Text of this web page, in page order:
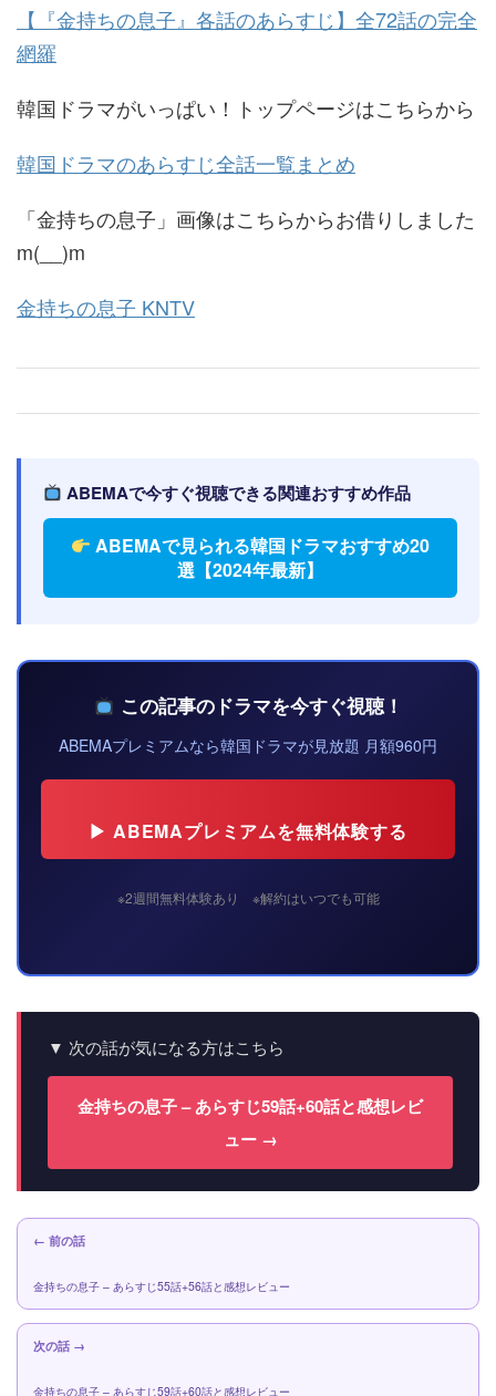
【『金持ちの息子』各話のあらすじ】全72話の完全
網羅
韓国ドラマがいっぱい！トップページはこちらから
韓国ドラマのあらすじ全話一覧まとめ
「金持ちの息子」画像はこちらからお借りしました
m(__)m
金持ちの息子 KNTV
ABEMAで今すぐ視聴できる関連おすすめ作品
ABEMAで見られる韓国ドラマおすすめ20
選【2024年最新】
この記事のドラマを今すぐ視聴！
ABEMAプレミアムなら韓国ドラマが見放題 月額960円
▶ ABEMAプレミアムを無料体験する
※2週間無料体験あり ※解約はいつでも可能
▼ 次の話が気になる方はこちら
金持ちの息子 – あらすじ59話+60話と感想レビ
ュー →
← 前の話
金持ちの息子 – あらすじ55話+56話と感想レビュー
次の話 →
金持ちの息子 – あらすじ59話+60話と感想レビュー